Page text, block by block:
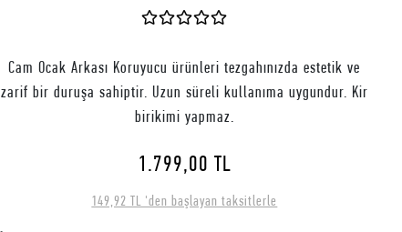
Cam Ocak Arkası Koruyucu ürünleri tezgahınızda estetik ve
zarif bir duruşa sahiptir. Uzun süreli kullanıma uygundur. Kir
birikimi yapmaz.
1.799,00 TL
149,92 TL 'den başlayan taksitlerle